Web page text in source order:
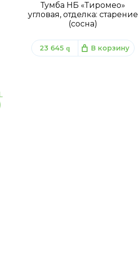
Тумба НБ «Тиромео»
угловая, отделка: старение
(сосна)
23 645 q В корзину